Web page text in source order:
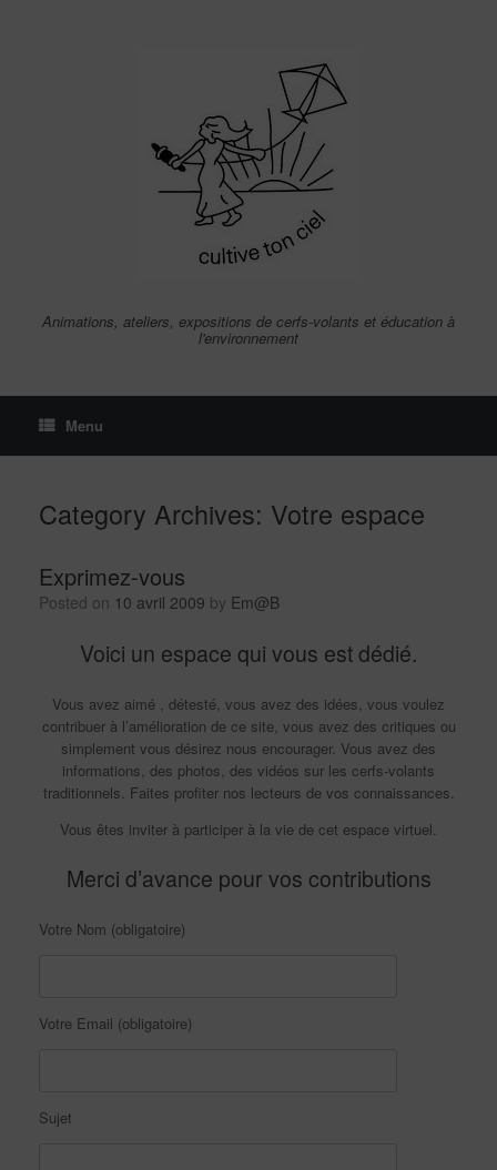
Animations, ateliers, expositions de cerfs-volants et éducation à
l'environnement
Menu
Category Archives: Votre espace
Exprimez-vous
Posted on 10 avril 2009 by Em@B
Voici un espace qui vous est dédié.
Vous avez aimé , détesté, vous avez des idées, vous voulez
contribuer à l’amélioration de ce site, vous avez des critiques ou
simplement vous désirez nous encourager. Vous avez des
informations, des photos, des vidéos sur les cerfs-volants
traditionnels. Faites profiter nos lecteurs de vos connaissances.
Vous êtes inviter à participer à la vie de cet espace virtuel.
Merci d’avance pour vos contributions
Votre Nom (obligatoire)
Votre Email (obligatoire)
Sujet